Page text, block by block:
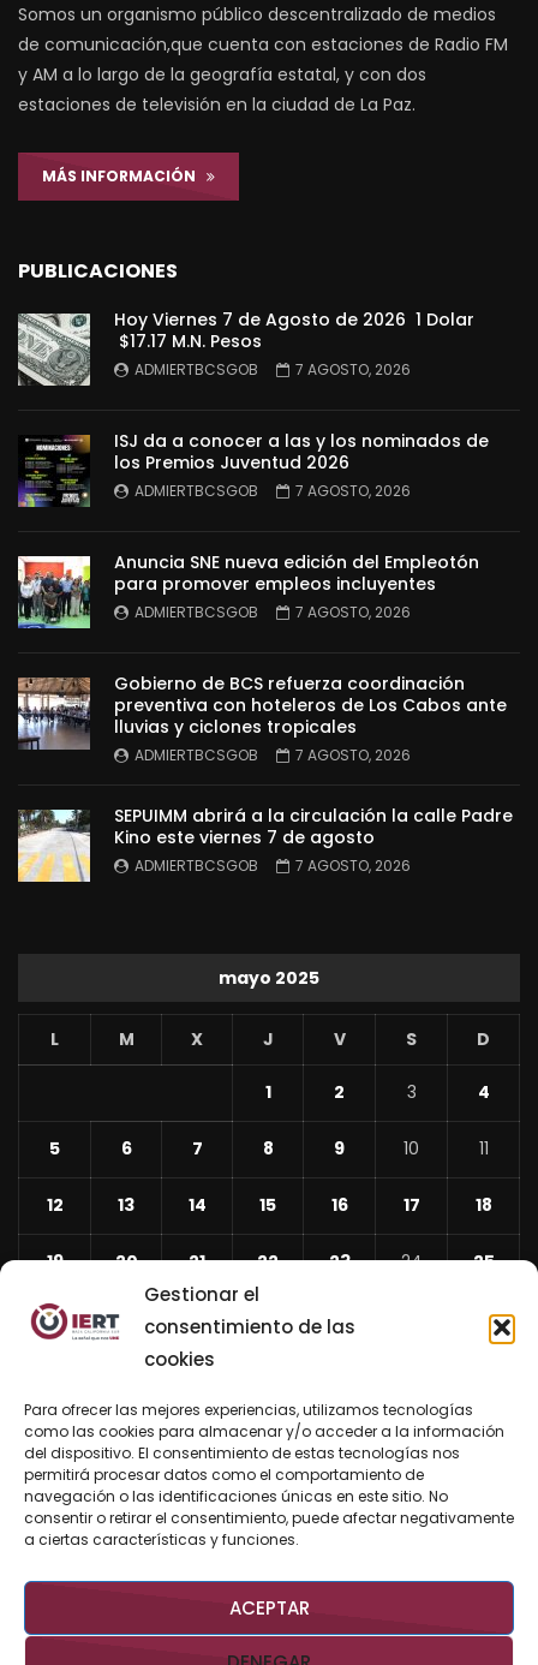
Gestionar el
consentimiento de las
cookies
Para ofrecer las mejores experiencias, utilizamos tecnologías
como las cookies para almacenar y/o acceder a la información
del dispositivo. El consentimiento de estas tecnologías nos
permitirá procesar datos como el comportamiento de
navegación o las identificaciones únicas en este sitio. No
consentir o retirar el consentimiento, puede afectar negativamente
a ciertas características y funciones.
ACEPTAR
Somos un organismo público descentralizado de medios
de comunicación,que cuenta con estaciones de Radio FM
y AM a lo largo de la geografía estatal, y con dos
estaciones de televisión en la ciudad de La Paz.
MÁS INFORMACIÓN
PUBLICACIONES
Hoy Viernes 7 de Agosto de 2026 1 Dolar
$17.17 M.N. Pesos
ADMIERTBCSGOB 7 AGOSTO, 2026
ISJ da a conocer a las y los nominados de
los Premios Juventud 2026
ADMIERTBCSGOB 7 AGOSTO, 2026
Anuncia SNE nueva edición del Empleotón
para promover empleos incluyentes
ADMIERTBCSGOB 7 AGOSTO, 2026
Gobierno de BCS refuerza coordinación
preventiva con hoteleros de Los Cabos ante
lluvias y ciclones tropicales
ADMIERTBCSGOB 7 AGOSTO, 2026
SEPUIMM abrirá a la circulación la calle Padre
Kino este viernes 7 de agosto
ADMIERTBCSGOB 7 AGOSTO, 2026
mayo 2025
L M X J V S D
1 2 3 4
5 6 7 8 9 10 11
12 13 14 15 16 17 18
19 20 21 22 23 24 25
26 27 28 29 30
Jun
»
BUSCAR AHORA